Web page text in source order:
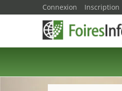
Connexion Inscription